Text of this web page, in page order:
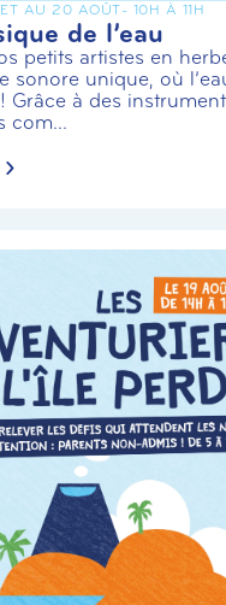
AU 20 AOÛT- 10H À 11H
de l’eau
petits artistes en
sonore unique, où
Grâce à des
com...